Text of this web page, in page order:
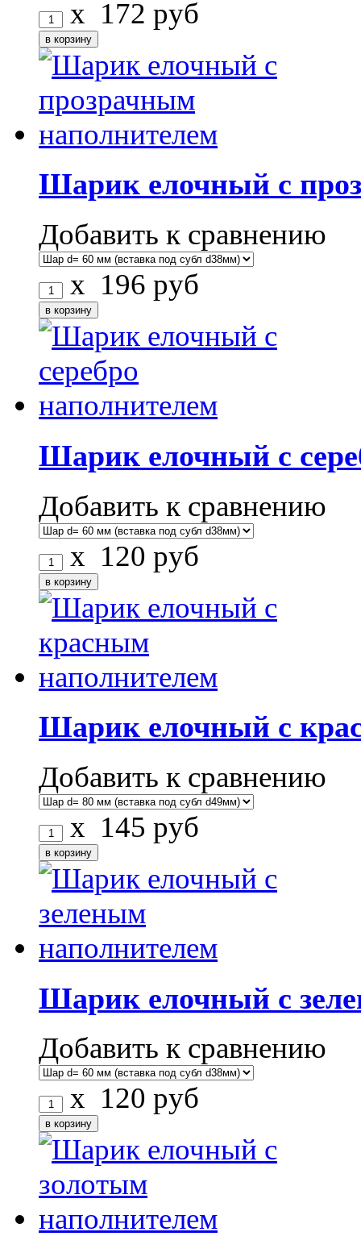
x 172 руб
Шарик елочный с
Добавить к сравнению
x 196 руб
Шарик елочный с
Добавить к сравнению
x 120 руб
Шарик елочный с
Добавить к сравнению
x 145 руб
Шарик елочный с
Добавить к сравнению
x 120 руб